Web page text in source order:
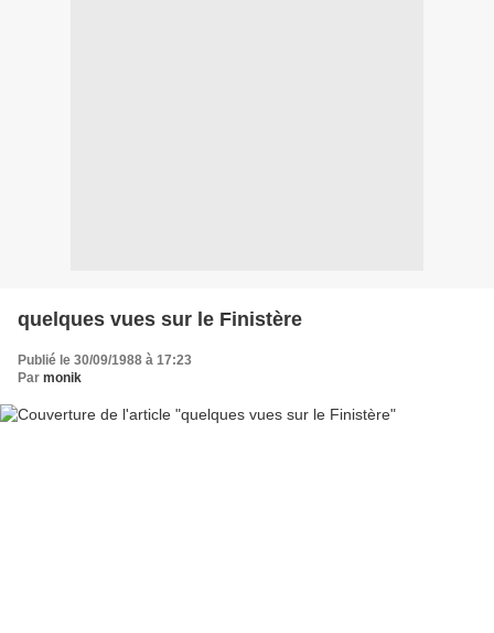
quelques vues sur le Finistère
Publié le 30/09/1988 à 17:23
Par monik